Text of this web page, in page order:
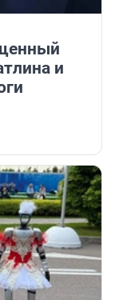
и